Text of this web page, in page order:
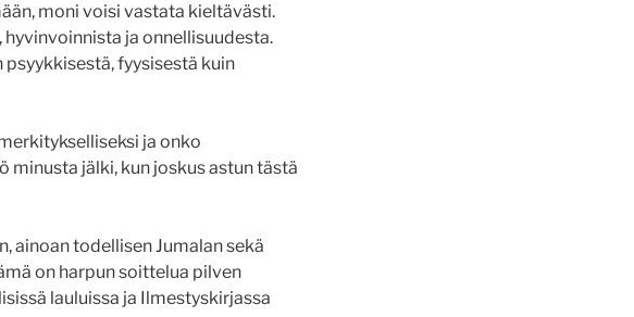
moni voisi vastata kieltävästi.
ja onnellisuudesta.
fyysisestä kuin
ja onko
jälki, kun joskus astun tästä
ainoan todellisen Jumalan sekä
on harpun soittelua pilven
lauluissa ja Ilmestyskirjassa